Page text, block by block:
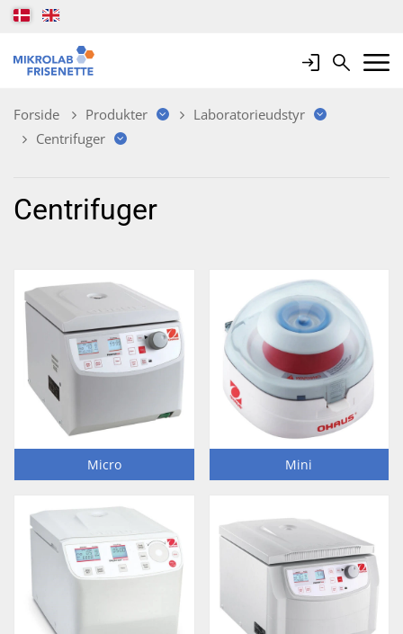
LoginSearchMobile
Forside Produkter
Laboratorieudstyr
Centrifuger
Centrifuger
Micro Mini